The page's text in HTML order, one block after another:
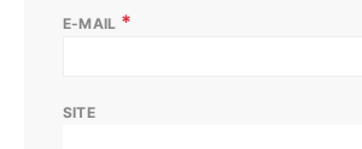
E-MAIL *
SITE